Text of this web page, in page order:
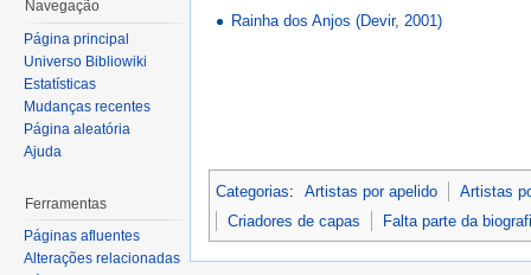
Rainha dos Anjos (Devir, 2001)
Categorias: Artistas por apelido
Artistas
Criadores de capas
Falta parte da
Navegação
Página principal
Universo Bibliowiki
Estatísticas
Mudanças recentes
Página aleatória
Ajuda
Ferramentas
Páginas afluentes
Alterações relacionadas